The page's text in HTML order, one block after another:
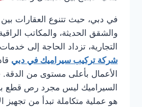
في دبي، حيث تتنوع العقارات بين
والشقق الحديثة، والمكاتب
التجارية، تزداد الحاجة إلى
شركة تركيب سيراميك في دبي
الأعمال بأعلى مستوى من
السيراميك ليس مجرد رص قطع
هو عملية متكاملة تبدأ من تجهيز